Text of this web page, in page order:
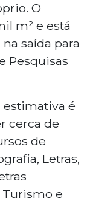
O
m² e está
saída para
Pesquisas
estimativa é
cerca de
de
Letras,
Turismo e